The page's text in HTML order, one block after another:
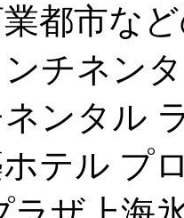
都市な
チネン
ンタル
テル プ